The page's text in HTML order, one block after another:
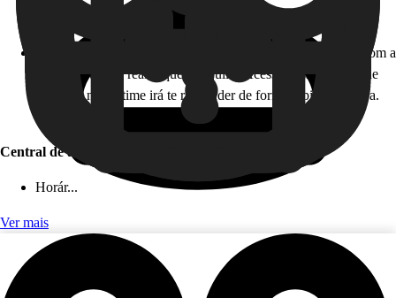
Horário de atendimento: 24 horas, todos os dias!
Como funciona: caso você não esteja disponível para falar com a
gente em tempo real, fique tranquilo! Acesse nossa Central de
Ajuda, e nosso time irá te responder de forma rápida e segura.
Central de ajuda (app)
Horár...
Ver mais